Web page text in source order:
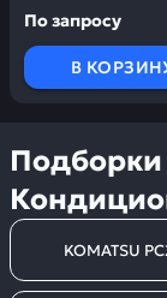
По запросу
В
Подборки
KOMATSU